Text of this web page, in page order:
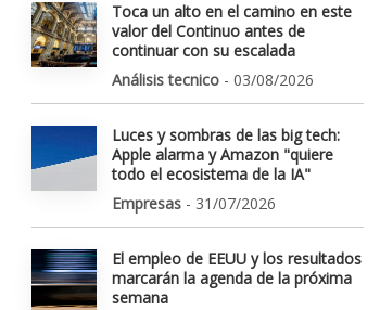
Toca un alto en el camino en este
valor del Continuo antes de
continuar con su escalada
Análisis tecnico - 03/08/2026
Luces y sombras de las big tech:
Apple alarma y Amazon "quiere
todo el ecosistema de la IA"
Empresas - 31/07/2026
El empleo de EEUU y los resultados
marcarán la agenda de la próxima
semana